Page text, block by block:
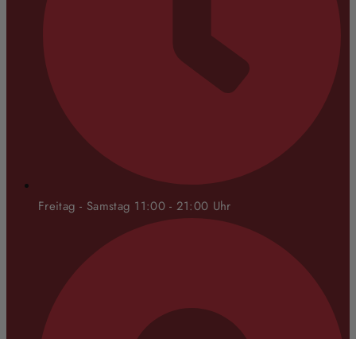
Freitag - Samstag 11:00 - 21:00 Uhr